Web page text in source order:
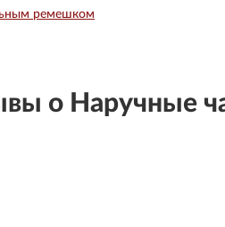
ремешком
о Наручные